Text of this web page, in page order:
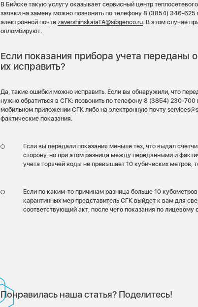
В Бийске такую услугу оказывает сервисный центр
заявки на замену можно позвонить по телефону 8 (3854) 346-625
электронной почтеzavershinskaiaTA@sibgenco.ru. В этом случае
опломбируют.
Если показания прибора учета переданы
их исправить?
Да, такие ошибки можно исправить. Если вы обнаружили, что
нужно обратиться в СГК: позвонить по телефону 8 (3854) 230-700
мобильном приложении СГК либо на электронную почту
фактические показания.
Если вы передали показания меньше тех, что выдал
сторону, но при этом разница между переданными и
учета горячей воды не превышает 10 кубических метров,
Если по каким-то причинам разница больше 10
карантинных мер представитель СГК выйдет к вам для
соответствующий акт, после чего показания по лицевому
Понравилась наша статья? Поделитесь!